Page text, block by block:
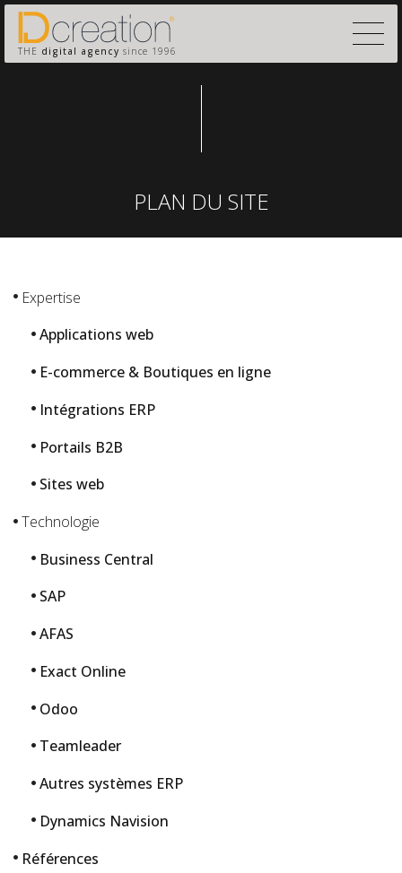
THE digital agency since 1996
PLAN DU SITE
Expertise
Applications web
E-commerce & Boutiques en ligne
Intégrations ERP
Portails B2B
Sites web
Technologie
Business Central
SAP
AFAS
Exact Online
Odoo
Teamleader
Autres systèmes ERP
Dynamics Navision
Références